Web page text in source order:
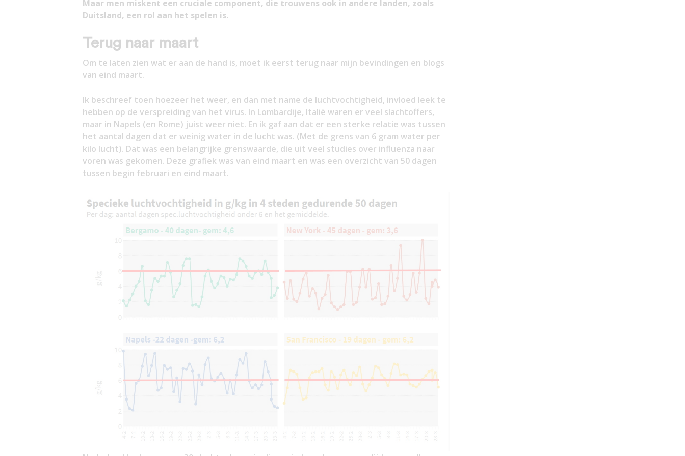
Maar men miskent een cruciale component, die trouwens ook in andere landen, zoals
Duitsland, een rol aan het spelen is.
Terug naar maart
Om te laten zien wat er aan de hand is, moet ik eerst terug naar mijn bevindingen en blogs
van eind maart.
Ik beschreef toen hoezeer het weer, en dan met name de luchtvochtigheid, invloed leek te
hebben op de verspreiding van het virus. In Lombardije, Italië waren er veel slachtoffers,
maar in Napels (en Rome) juist weer niet. En ik gaf aan dat er een sterke relatie was tussen
het aantal dagen dat er weinig water in de lucht was. (Met de grens van 6 gram water per
kilo lucht). Dat was een belangrijke grenswaarde, die uit veel studies over influenza naar
voren was gekomen. Deze grafiek was van eind maart en was een overzicht van 50 dagen
tussen begin februari en eind maart.